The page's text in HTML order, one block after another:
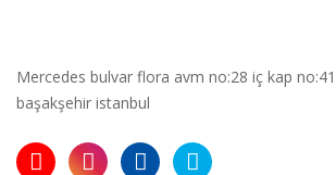
Mercedes bulvar flora avm no:28 iç kap
başakşehir istanbul